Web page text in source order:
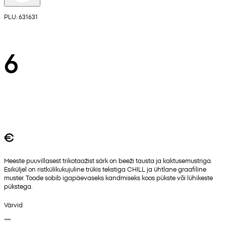
PLU: 631631
6
€
Meeste puuvillasest trikotaažist särk on beeži tausta ja kaktusemustriga.
Esiküljel on ristkülikukujuline trükis tekstiga CHILL ja ühtlane graafiline
muster. Toode sobib igapäevaseks kandmiseks koos pükste või lühikeste
pükstega.
Värvid